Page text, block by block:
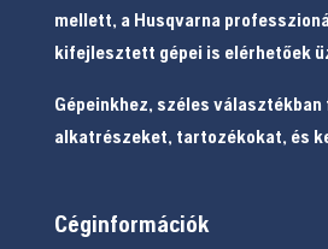
mellett, a Husqvarna
kifejlesztett gépei is elérhetőek
Gépeinkhez, széles
alkatrészeket, tartozékokat, és
Céginformációk